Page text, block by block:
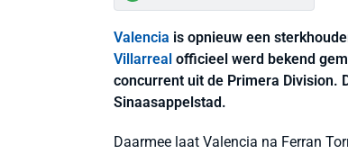
Valencia is opnieuw een
Villarreal officieel werd bekend
concurrent uit de Primera Division.
Sinaasappelstad.
Daarmee laat Valencia na Ferran